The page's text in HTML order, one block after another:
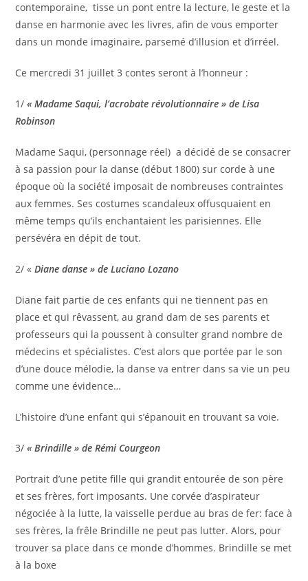
contemporaine, tisse un pont entre la lecture, le geste et la
danse en harmonie avec les livres, afin de vous emporter
dans un monde imaginaire, parsemé d’illusion et d’irréel.
Ce mercredi 31 juillet 3 contes seront à l’honneur :
1/ « Madame Saqui, l’acrobate révolutionnaire » de Lisa
Robinson
Madame Saqui, (personnage réel) a décidé de se consacrer
à sa passion pour la danse (début 1800) sur corde à une
époque où la société imposait de nombreuses contraintes
aux femmes. Ses costumes scandaleux offusquaient en
même temps qu’ils enchantaient les parisiennes. Elle
persévéra en dépit de tout.
2/ «Diane danse » de Luciano Lozano
Diane fait partie de ces enfants qui ne tiennent pas en
place et qui rêvassent, au grand dam de ses parents et
professeurs qui la poussent à consulter grand nombre de
médecins et spécialistes. C’est alors que portée par le son
d’une douce mélodie, la danse va entrer dans sa vie un peu
comme une évidence…
L’histoire d’une enfant qui s’épanouit en trouvant sa voie.
3/ « Brindille » de Rémi Courgeon
Portrait d’une petite fille qui grandit entourée de son père
et ses frères, fort imposants. Une corvée d’aspirateur
négociée à la lutte, la vaisselle perdue au bras de fer: face à
ses frères, la frêle Brindille ne peut pas lutter. Alors, pour
trouver sa place dans ce monde d’hommes. Brindille se met
à la boxe